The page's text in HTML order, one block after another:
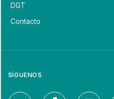
DGT
Contacto
SÍGUENOS